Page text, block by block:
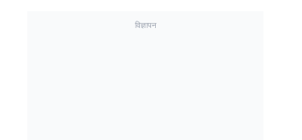
विज्ञापन